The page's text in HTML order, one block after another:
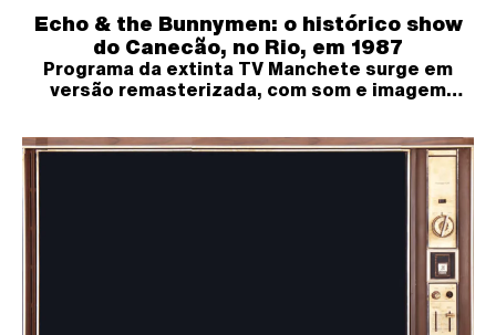
Echo & the Bunnymen: o histórico show
do Canecão, no Rio, em 1987
Programa da extinta TV Manchete surge em
versão remasterizada, com som e imagem